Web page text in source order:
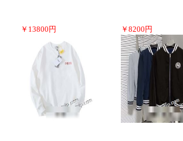
￥ 13800 円 ￥ 8200 円